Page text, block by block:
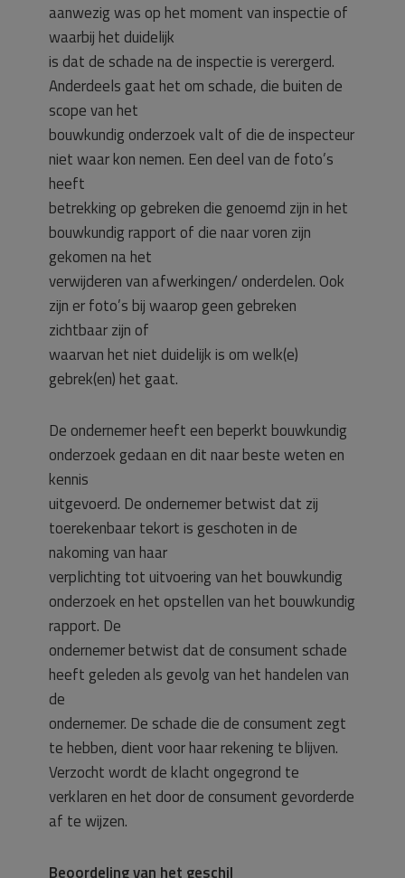
aanwezig was op het moment van inspectie of
waarbij het duidelijk
is dat de schade na de inspectie is verergerd.
Anderdeels gaat het om schade, die buiten de
scope van het
bouwkundig onderzoek valt of die de inspecteur
niet waar kon nemen. Een deel van de foto’s
heeft
betrekking op gebreken die genoemd zijn in het
bouwkundig rapport of die naar voren zijn
gekomen na het
verwijderen van afwerkingen/ onderdelen. Ook
zijn er foto’s bij waarop geen gebreken
zichtbaar zijn of
waarvan het niet duidelijk is om welk(e)
gebrek(en) het gaat.
De ondernemer heeft een beperkt bouwkundig
onderzoek gedaan en dit naar beste weten en
kennis
uitgevoerd. De ondernemer betwist dat zij
toerekenbaar tekort is geschoten in de
nakoming van haar
verplichting tot uitvoering van het bouwkundig
onderzoek en het opstellen van het bouwkundig
rapport. De
ondernemer betwist dat de consument schade
heeft geleden als gevolg van het handelen van
de
ondernemer. De schade die de consument zegt
te hebben, dient voor haar rekening te blijven.
Verzocht wordt de klacht ongegrond te
verklaren en het door de consument gevorderde
af te wijzen.
Beoordeling van het geschil